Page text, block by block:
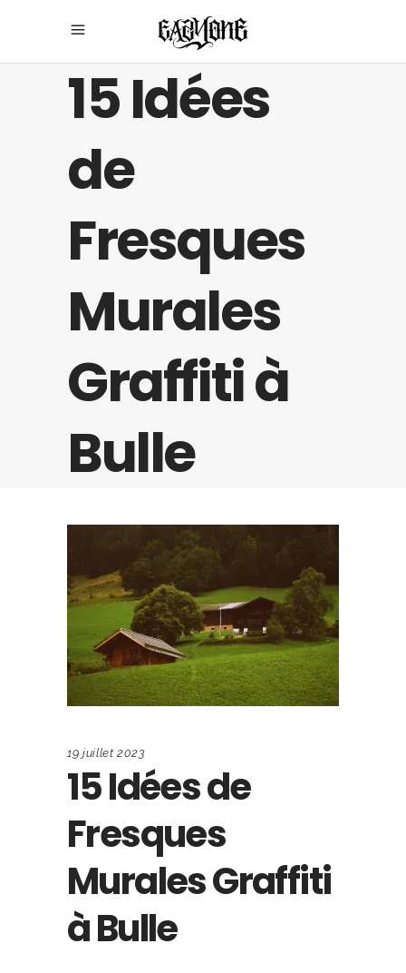
15 Idées
de
Fresques
Murales
Graffiti à
Bulle
19 juillet 2023
15 Idées de
Fresques
Murales Graffiti
à Bulle